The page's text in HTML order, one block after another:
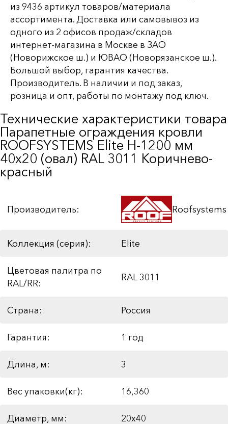
из 9436 артикул товаров/материала
ассортимента. Доставка или самовывоз из
одного из 2 офисов продаж/складов
интернет-магазина в Москве в ЗАО
(Новорижское ш.) и ЮВАО (Новорязанское ш.).
Большой выбор, гарантия качества.
Производитель. В наличии и под заказ,
розница и опт, работы по монтажу под ключ.
Технические характеристики товара
Парапетные ограждения кровли
ROOFSYSTEMS Elite H-1200 мм
40х20 (овал) RAL 3011 Коричнево-
красный
Производитель: Roofsystems
Коллекция (серия): Elite
Цветовая палитра по
RAL/RR:
RAL 3011
Страна: Россия
Гарантия: 1 год
Длина, м: 3
Вес упаковки(кг): 16,360
Диаметр, мм: 20х40